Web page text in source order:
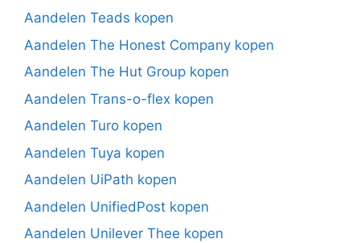
Aandelen Teads kopen
Aandelen The Honest Company kopen
Aandelen The Hut Group kopen
Aandelen Trans-o-flex kopen
Aandelen Turo kopen
Aandelen Tuya kopen
Aandelen UiPath kopen
Aandelen UnifiedPost kopen
Aandelen Unilever Thee kopen